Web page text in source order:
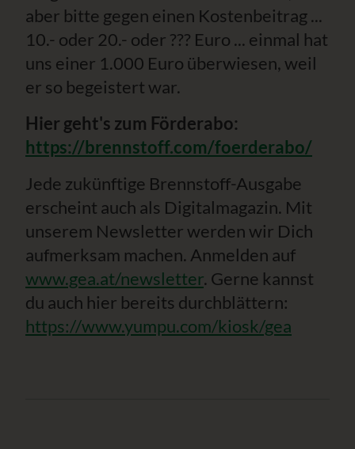
aber bitte gegen einen Kostenbeitrag ...
10.- oder 20.- oder ??? Euro ... einmal hat
uns einer 1.000 Euro überwiesen, weil
er so begeistert war.
Hier geht's zum Förderabo:
https://brennstoff.com/foerderabo/
Jede zukünftige Brennstoff-Ausgabe
erscheint auch als Digitalmagazin. Mit
unserem Newsletter werden wir Dich
aufmerksam machen. Anmelden auf
www.gea.at/newsletter. Gerne kannst
du auch hier bereits durchblättern:
https://www.yumpu.com/kiosk/gea